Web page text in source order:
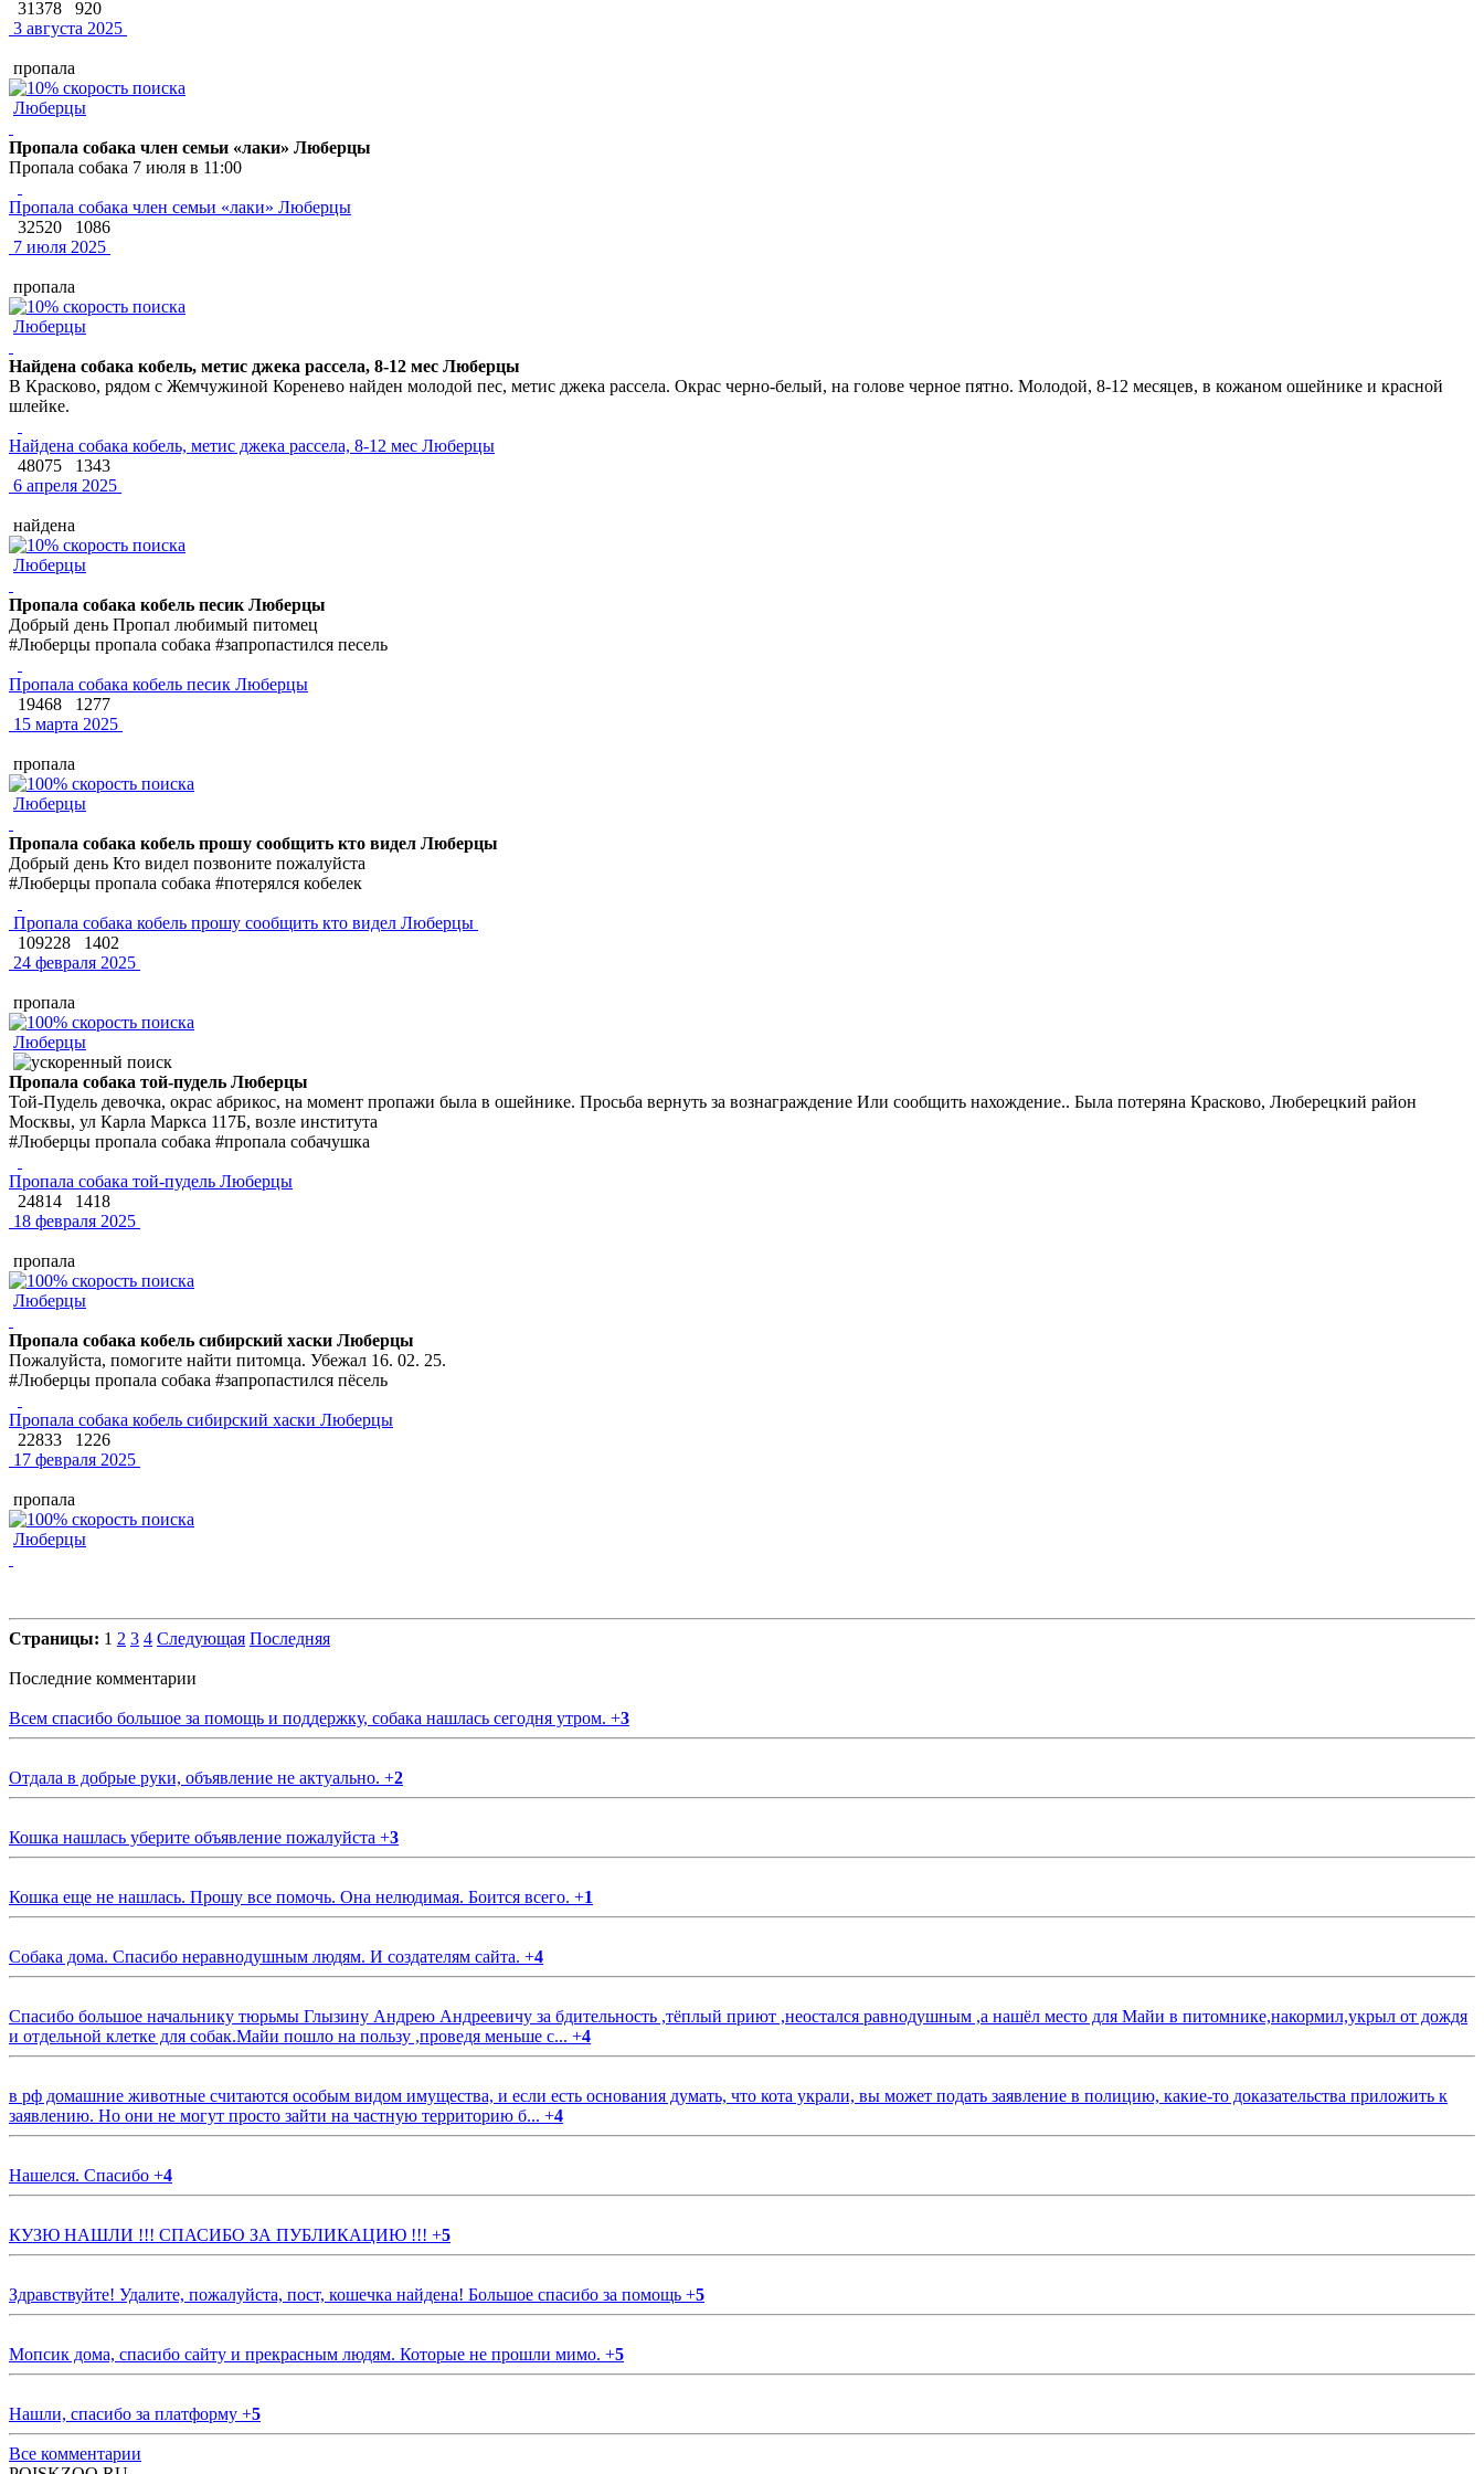
31378
920
3 августа 2025
пропала
Люберцы
Пропала собака член семьи «лаки» Люберцы
Пропала собака 7 июля в 11:00
Пропала собака член семьи «лаки» Люберцы
32520
1086
7 июля 2025
пропала
Люберцы
Найдена собака кобель, метис джека рассела, 8-12 мес Люберцы
В Красково, рядом с Жемчужиной Коренево найден молодой пес, метис джека рассела. Окрас черно-белый, на голове черное пятно. Молодой, 8-12 месяцев, в кожаном ошейнике и красной
шлейке.
Найдена собака кобель, метис джека рассела, 8-12 мес Люберцы
48075
1343
6 апреля 2025
найдена
Люберцы
Пропала собака кобель песик Люберцы
Добрый день Пропал любимый питомец
#Люберцы пропала собака #запропастился песель
Пропала собака кобель песик Люберцы
19468
1277
15 марта 2025
пропала
Люберцы
Пропала собака кобель прошу сообщить кто видел Люберцы
Добрый день Кто видел позвоните пожалуйста
#Люберцы пропала собака #потерялся кобелек
Пропала собака кобель прошу сообщить кто видел Люберцы
109228
1402
24 февраля 2025
пропала
Люберцы
Пропала собака той-пудель Люберцы
Той-Пудель девочка, окрас абрикос, на момент пропажи была в ошейнике. Просьба вернуть за вознаграждение Или сообщить нахождение.. Была потеряна Красково, Люберецкий район
Москвы, ул Карла Маркса 117Б, возле института
#Люберцы пропала собака #пропала собачушка
Пропала собака той-пудель Люберцы
24814
1418
18 февраля 2025
пропала
Люберцы
Пропала собака кобель сибирский хаски Люберцы
Пожалуйста, помогите найти питомца. Убежал 16. 02. 25.
#Люберцы пропала собака #запропастился пёсель
Пропала собака кобель сибирский хаски Люберцы
22833
1226
17 февраля 2025
пропала
Люберцы
Страницы: 1 2 3 4 Следующая Последняя
Последние комментарии
Всем спасибо большое за помощь и поддержку, собака нашлась сегодня утром. +3
Отдала в добрые руки, объявление не актуально. +2
Кошка нашлась уберите объявление пожалуйста +3
Кошка еще не нашлась. Прошу все помочь. Она нелюдимая. Боится всего. +1
Собака дома. Спасибо неравнодушным людям. И создателям сайта. +4
Спасибо большое начальнику тюрьмы Глызину Андрею Андреевичу за бдительность ,тёплый приют ,неостался равнодушным ,а нашёл место для Майи в питомнике,накормил,укрыл от дождя
и отдельной клетке для собак.Майи пошло на пользу ,проведя меньше с... +4
в рф домашние животные считаются особым видом имущества, и если есть основания думать, что кота украли, вы может подать заявление в полицию, какие-то доказательства приложить к
заявлению. Но они не могут просто зайти на частную территорию б... +4
Нашелся. Спасибо +4
КУЗЮ НАШЛИ !!! СПАСИБО ЗА ПУБЛИКАЦИЮ !!! +5
Здравствуйте! Удалите, пожалуйста, пост, кошечка найдена! Большое спасибо за помощь +5
Мопсик дома, спасибо сайту и прекрасным людям. Которые не прошли мимо. +5
Нашли, спасибо за платформу +5
Все комментарии